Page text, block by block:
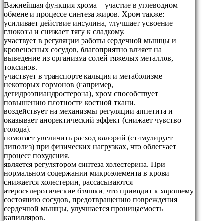
Важнейшая функция хрома – участие в углеводном
обмене и процессе синтеза жиров. Хром также:
усиливает действие инсулина, улучшает усвоение
глюкозы и снижает тягу к сладкому.
участвует в регуляции работы сердечной мышцы и
кровеносных сосудов, благоприятно влияет на
выведение из организма солей тяжелых металлов,
токсинов.
участвует в транспорте кальция и метаболизме
некоторых гормонов (например,
дегидроэпиандростерона), хром способствует
повышению плотности костной ткани.
воздействует на механизмы регуляции аппетита и
оказывает аноректический эффект (снижает чувство
голода).
помогает увеличить расход калорий (стимулирует
липолиз) при физических нагрузках, что облегчает
процесс похудения.
является регулятором синтеза холестерина. При
нормальном содержании микроэлемента в крови
снижается холестерин, рассасываются
атеросклеротические бляшки, что приводит к хорошему
состоянию сосудов, предотвращению повреждения
сердечной мышцы, улучшается проницаемость
капилляров.